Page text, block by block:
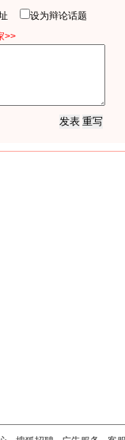
址
设为辩论话题
>>